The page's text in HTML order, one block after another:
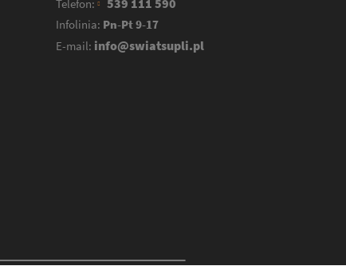
Telefon:
Infolinia: Pn-Pt 9-17
E-mail: info@swiatsupli.pl